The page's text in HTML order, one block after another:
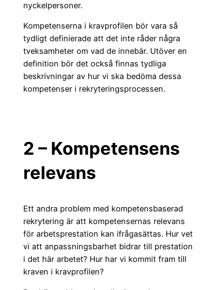
nyckelpersoner.
Kompetenserna i kravprofilen bör vara så
tydligt definierade att det inte råder några
tveksamheter om vad de innebär. Utöver en
definition bör det också finnas tydliga
beskrivningar av hur vi ska bedöma dessa
kompetenser i rekryteringsprocessen.
2 – Kompetensens
relevans
Ett andra problem med kompetensbaserad
rekrytering är att kompetensernas relevans
för arbetsprestation kan ifrågasättas. Hur vet
vi att anpassningsbarhet bidrar till prestation
i det här arbetet? Hur har vi kommit fram till
kraven i kravprofilen?